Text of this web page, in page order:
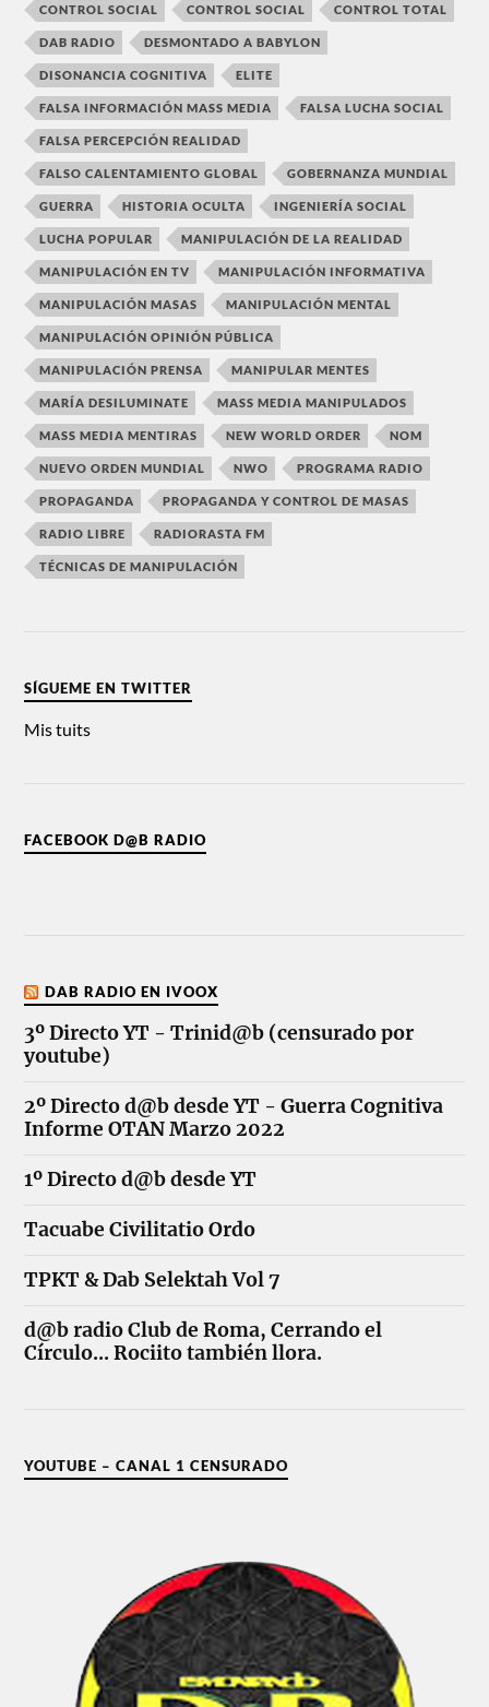
CONTROL SOCIAL CONTROL SOCIAL CONTROL TOTAL
DAB RADIO DESMONTADO A BABYLON
DISONANCIA COGNITIVA ELITE
FALSA INFORMACIÓN MASS MEDIA FALSA LUCHA SOCIAL
FALSA PERCEPCIÓN REALIDAD
FALSO CALENTAMIENTO GLOBAL GOBERNANZA MUNDIAL
GUERRA HISTORIA OCULTA INGENIERÍA SOCIAL
LUCHA POPULAR MANIPULACIÓN DE LA REALIDAD
MANIPULACIÓN EN TV MANIPULACIÓN INFORMATIVA
MANIPULACIÓN MASAS MANIPULACIÓN MENTAL
MANIPULACIÓN OPINIÓN PÚBLICA
MANIPULACIÓN PRENSA MANIPULAR MENTES
MARÍA DESILUMINATE MASS MEDIA MANIPULADOS
MASS MEDIA MENTIRAS NEW WORLD ORDER NOM
NUEVO ORDEN MUNDIAL NWO PROGRAMA RADIO
PROPAGANDA PROPAGANDA Y CONTROL DE MASAS
RADIO LIBRE RADIORASTA FM
TÉCNICAS DE MANIPULACIÓN
SÍGUEME EN TWITTER
Mis tuits
FACEBOOK D@B RADIO
DAB RADIO EN IVOOX
3º Directo YT - Trinid@b (censurado por
youtube)
2º Directo d@b desde YT - Guerra Cognitiva
Informe OTAN Marzo 2022
1º Directo d@b desde YT
Tacuabe Civilitatio Ordo
TPKT & Dab Selektah Vol 7
d@b radio Club de Roma, Cerrando el
Círculo... Rociito también llora.
YOUTUBE – CANAL 1 CENSURADO